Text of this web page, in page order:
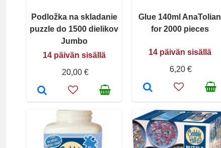
Podložka na skladanie
puzzle do 1500 dielikov
Jumbo
14 päivän sisällä
20,00 €
Glue 140ml AnaTolian
for 2000 pieces
14 päivän sisällä
6,20 €